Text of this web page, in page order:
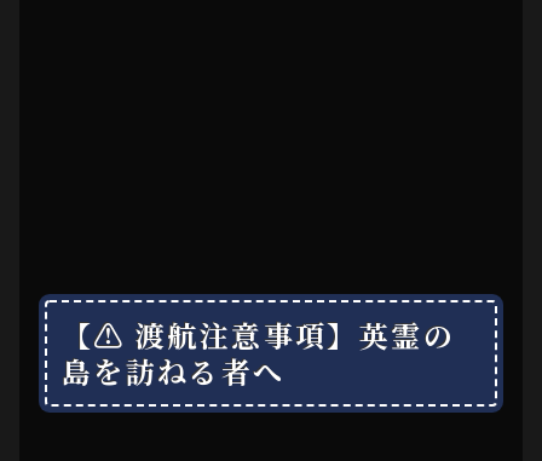
【⚠ 渡航注意事項】英霊の
島を訪ねる者へ